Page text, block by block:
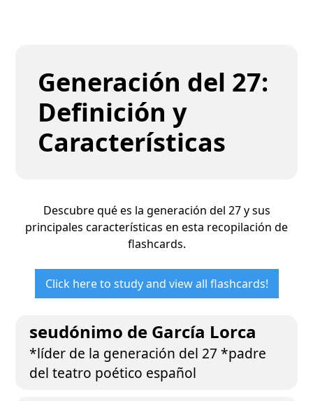
Generación del 27:
Definición y
Características
Descubre qué es la generación del 27 y sus
principales características en esta recopilación de
flashcards.
Click here to study and view all flashcards!
seudónimo de García Lorca
*líder de la generación del 27 *padre
del teatro poético español